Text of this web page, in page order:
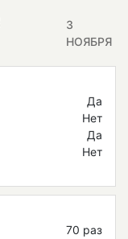
3
НОЯБРЯ
Да
Нет
Да
Нет
70 раз